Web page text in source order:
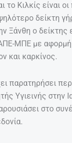
το Κιλκίς είναι
δείκτη
Ξάνθη ο δείκτης
ΜΠΕ με αφορμή
και καρκίνος.
παρατηρήσει
Υγιεινής
στο